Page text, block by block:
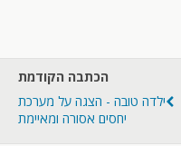
הכתבה הקודמת
ילדה טובה - הצגה על מערכת
יחסים אסורה ומאיימת